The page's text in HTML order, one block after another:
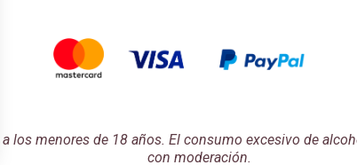
a los menores de 18 años. El consumo excesivo de
con moderación.